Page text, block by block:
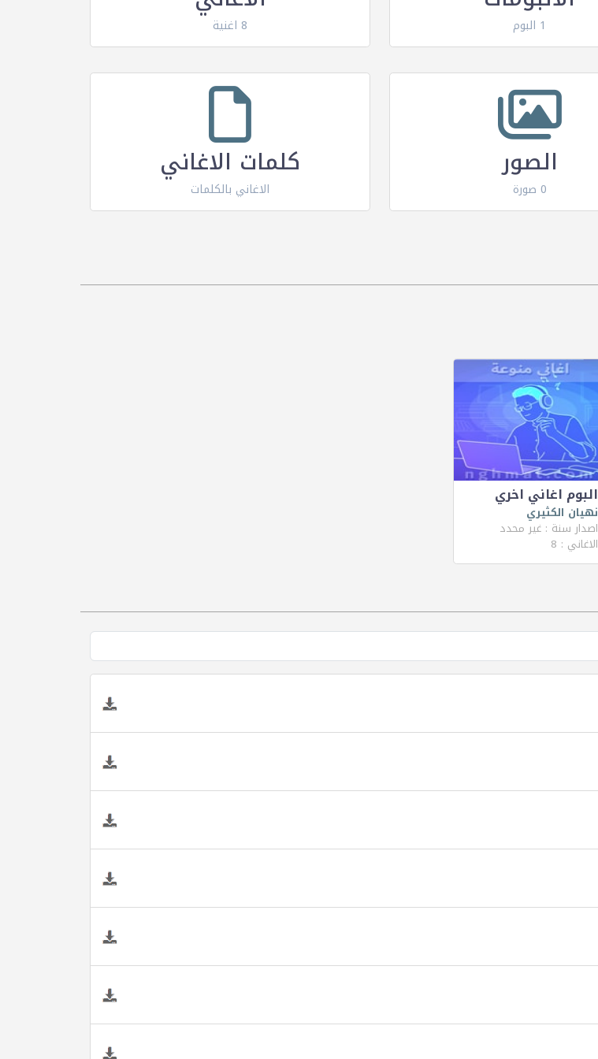
1 البوم 8 اغنية
الصور
0 صورة
كلمات الاغاني
الاغاني بالكلمات
البوم اغاني اخري
نهيان الكثيري
اصدار سنة : غير محدد
الاغاني : 8